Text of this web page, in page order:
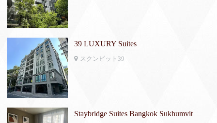
39 LUXURY Suites
スクンビット39
Staybridge Suites Bangkok Sukhumvit